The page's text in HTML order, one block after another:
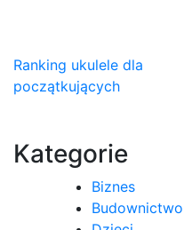
Nawigacja
wpisu
Ranking ukulele dla
początkujących
Kategorie
Biznes
Budownictwo